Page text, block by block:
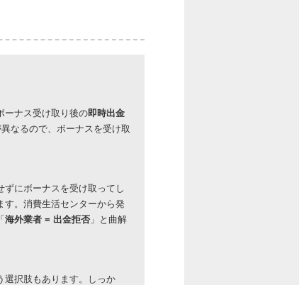
ーナス受け取り後の即時出金
なるので、ボーナスを受け取
にボーナスを受け取ってし
す。消費生活センターから発
海外業者 = 出金拒否」と曲解
選択肢もあります。しっか